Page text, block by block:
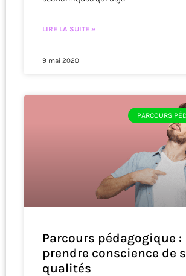
LIRE LA SUITE »
9 mai 2020
PARCOURS
Parcours pédagogique :
prendre conscience de
qualités